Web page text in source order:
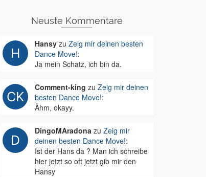
Neuste Kommentare
Hansyzu Zeig mir deinen besten
Dance Move!:
Ja mein Schatz, ich bin da.
Comment-king zu Zeig mir deinen
besten Dance Move!:
Ähm, okayy.
DingoMAradonazu Zeig mir
deinen besten Dance Move!:
Ist der Hans da ? Man ich schreibe
hier jetzt so oft jetzt gib mir den
Hansy